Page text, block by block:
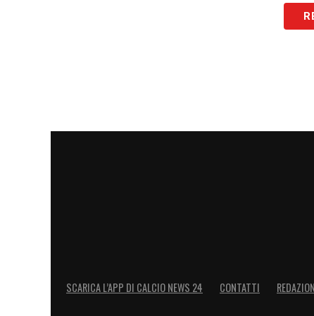
, sfruttando le sei modifiche
SCARICA L’APP DI CALCIO NEWS 24 CONTATTI